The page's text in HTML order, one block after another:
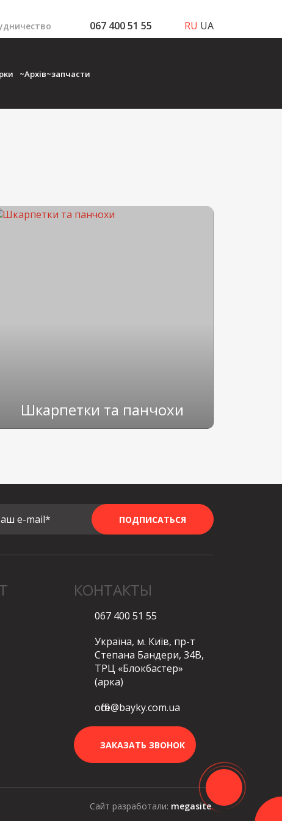
067 400 51 55 RU UA
~Архів~запчасти
Шкарпетки та панчохи
e-mail* ПОДПИСАТЬСЯ
КОНТАКТЫ
067 400 51 55
Україна, м. Київ, пр-т
Степана Бандери, 34В,
ТРЦ «Блокбастер»
(арка)
office@bayky.com.ua
ЗАКАЗАТЬ ЗВОНОК
Сайт разработали: megasite.